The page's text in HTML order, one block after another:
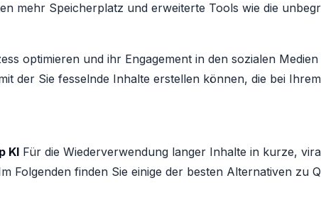
mehr Speicherplatz und erweiterte Tools wie die
optimieren und ihr Engagement in den sozialen
der Sie fesselnde Inhalte erstellen können, die bei
KI Für die Wiederverwendung langer Inhalte in kurze,
Folgenden finden Sie einige der besten Alternativen zu